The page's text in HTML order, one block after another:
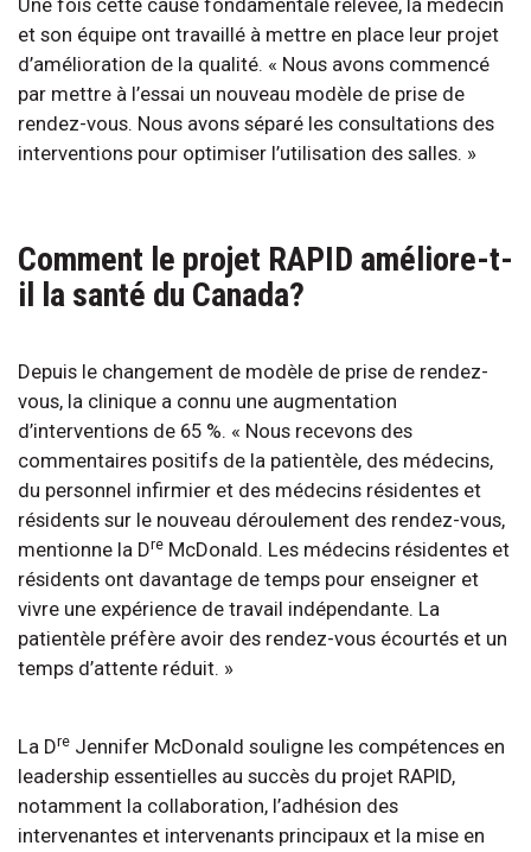
Une fois cette cause fondamentale relevée, la médecin
et son équipe ont travaillé à mettre en place leur projet
d’amélioration de la qualité. « Nous avons commencé
par mettre à l’essai un nouveau modèle de prise de
rendez-vous. Nous avons séparé les consultations des
interventions pour optimiser l’utilisation des salles. »
Comment le projet RAPID améliore-t-
il la santé du Canada?
Depuis le changement de modèle de prise de rendez-
vous, la clinique a connu une augmentation
d’interventions de 65 %. « Nous recevons des
commentaires positifs de la patientèle, des médecins,
du personnel infirmier et des médecins résidentes et
résidents sur le nouveau déroulement des rendez-vous,
mentionne la Dre McDonald. Les médecins résidentes et
résidents ont davantage de temps pour enseigner et
vivre une expérience de travail indépendante. La
patientèle préfère avoir des rendez-vous écourtés et un
temps d’attente réduit. »
La Dre Jennifer McDonald souligne les compétences en
leadership essentielles au succès du projet RAPID,
notamment la collaboration, l’adhésion des
intervenantes et intervenants principaux et la mise en